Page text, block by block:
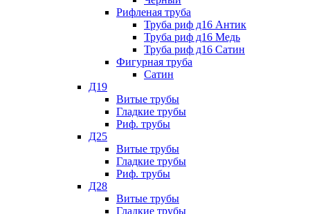
Рифленая труба
Труба риф д16 Антик
Труба риф д16 Медь
Труба риф д16 Сатин
Фигурная труба
Сатин
Д19
Витые трубы
Гладкие трубы
Риф. трубы
Д25
Витые трубы
Гладкие трубы
Риф. трубы
Д28
Витые трубы
Гладкие трубы